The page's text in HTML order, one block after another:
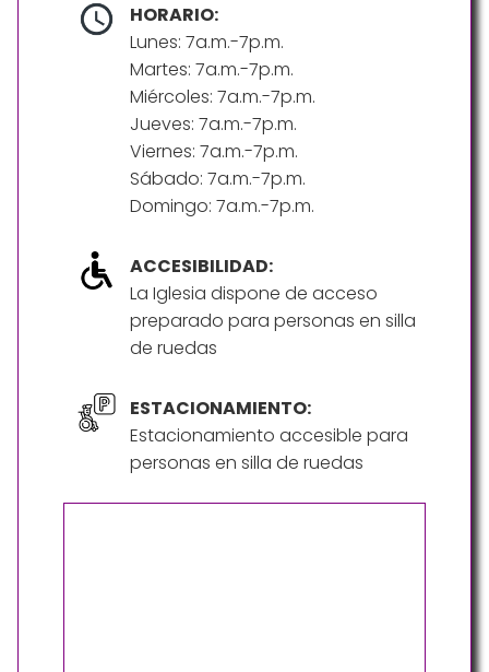
HORARIO:
Lunes: 7a.m.-7p.m.
Martes: 7a.m.-7p.m.
Miércoles: 7a.m.-7p.m.
Jueves: 7a.m.-7p.m.
Viernes: 7a.m.-7p.m.
Sábado: 7a.m.-7p.m.
Domingo: 7a.m.-7p.m.
ACCESIBILIDAD:
La Iglesia dispone de acceso
preparado para personas en silla
de ruedas
ESTACIONAMIENTO:
Estacionamiento accesible para
personas en silla de ruedas